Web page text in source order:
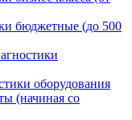
бюджетные (до 500
оборудования
(начиная со